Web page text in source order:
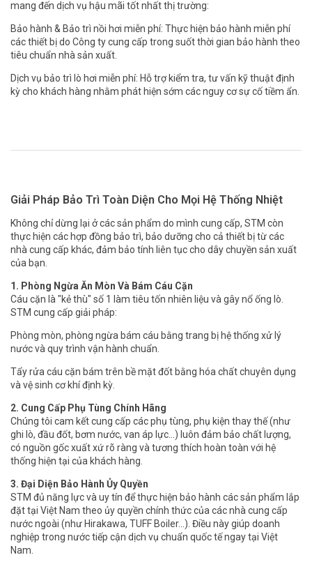
mang đến dịch vụ hậu mãi tốt nhất thị trường:
Bảo hành & Bảo trì nồi hơi miễn phí: Thực hiện bảo hành miễn phí
các thiết bị do Công ty cung cấp trong suốt thời gian bảo hành theo
tiêu chuẩn nhà sản xuất.
Dịch vụ bảo trì lò hơi miễn phí: Hỗ trợ kiểm tra, tư vấn kỹ thuật định
kỳ cho khách hàng nhằm phát hiện sớm các nguy cơ sự cố tiềm ẩn.
Giải Pháp Bảo Trì Toàn Diện Cho Mọi Hệ Thống Nhiệt
Không chỉ dừng lại ở các sản phẩm do mình cung cấp, STM còn
thực hiện các hợp đồng bảo trì, bảo dưỡng cho cả thiết bị từ các
nhà cung cấp khác, đảm bảo tính liên tục cho dây chuyền sản xuất
của bạn.
1. Phòng Ngừa Ăn Mòn Và Bám Cáu Cặn
Cáu cặn là "kẻ thù" số 1 làm tiêu tốn nhiên liệu và gây nổ ống lò.
STM cung cấp giải pháp:
Phòng mòn, phòng ngừa bám cáu bằng trang bị hệ thống xử lý
nước và quy trình vận hành chuẩn.
Tẩy rửa cáu cặn bám trên bề mặt đốt bằng hóa chất chuyên dụng
và vệ sinh cơ khí định kỳ.
2. Cung Cấp Phụ Tùng Chính Hãng
Chúng tôi cam kết cung cấp các phụ tùng, phụ kiện thay thế (như
ghi lò, đầu đốt, bơm nước, van áp lực...) luôn đảm bảo chất lượng,
có nguồn gốc xuất xứ rõ ràng và tương thích hoàn toàn với hệ
thống hiện tại của khách hàng.
3. Đại Diện Bảo Hành Ủy Quyền
STM đủ năng lực và uy tín để thực hiện bảo hành các sản phẩm lắp
đặt tại Việt Nam theo ủy quyền chính thức của các nhà cung cấp
nước ngoài (như Hirakawa, TUFF Boiler...). Điều này giúp doanh
nghiệp trong nước tiếp cận dịch vụ chuẩn quốc tế ngay tại Việt
Nam.